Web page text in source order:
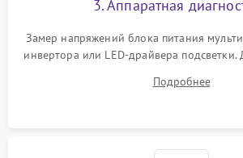
Поломка системы защиты
3. Аппаратная
Замер напряжений блока питания
инвертора или LED-драйвера подсветки.
питания скалера и тестирование
Подробнее